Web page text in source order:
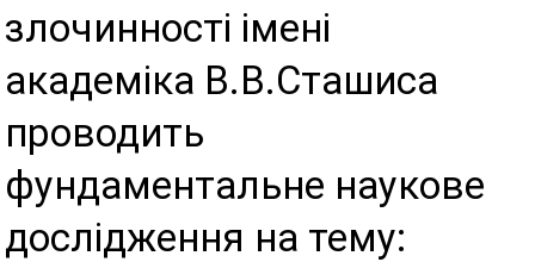
злочинності імені
академіка В.В.Сташиса
проводить
фундаментальне наукове
дослідження на тему: